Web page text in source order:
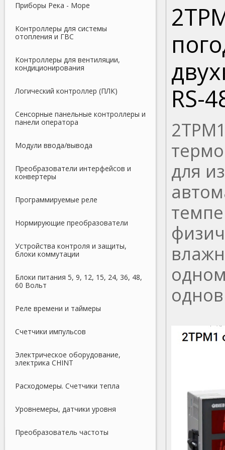
Приборы Река - Море
Контроллеры для системы
отопления и ГВС
Контроллеры для вентиляции,
кондиционирования
Логический контроллер (ПЛК)
Сенсорные панельные контроллеры и
панели оператора
Модули ввода/вывода
Преобразователи интерфейсов и
конвертеры
Программируемые реле
Нормирующие преобразователи
Устройства контроля и защиты,
блоки коммутации
Блоки питания 5, 9, 12, 15, 24, 36, 48,
60 Вольт
Реле времени и таймеры
Счетчики импульсов
Электрическое оборудование,
электрика CHINT
Расходомеры. Счетчики тепла
Уровнемеры, датчики уровня
Преобразователь частоты
RS-
для